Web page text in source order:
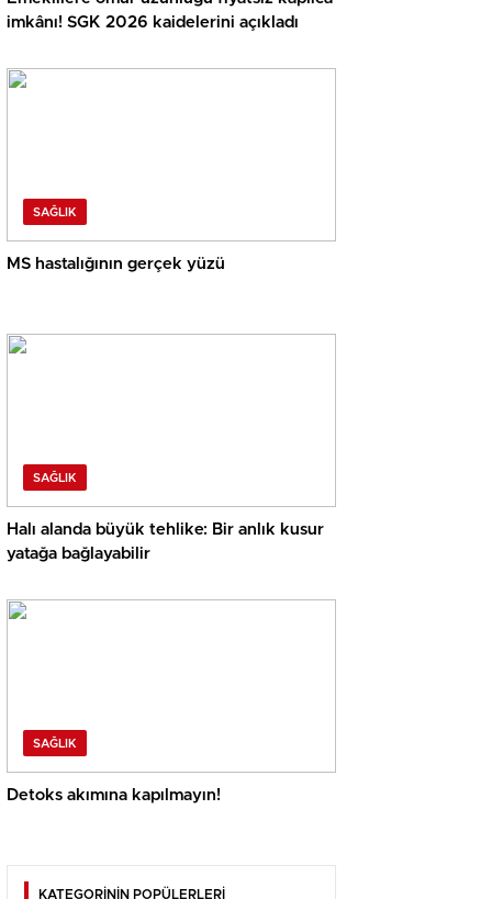
imkânı! SGK 2026 kaidelerini açıkladı
SAĞLIK
MS hastalığının gerçek yüzü
SAĞLIK
Halı alanda büyük tehlike: Bir anlık kusur
yatağa bağlayabilir
SAĞLIK
Detoks akımına kapılmayın!
KATEGORİNİN POPÜLERLERİ